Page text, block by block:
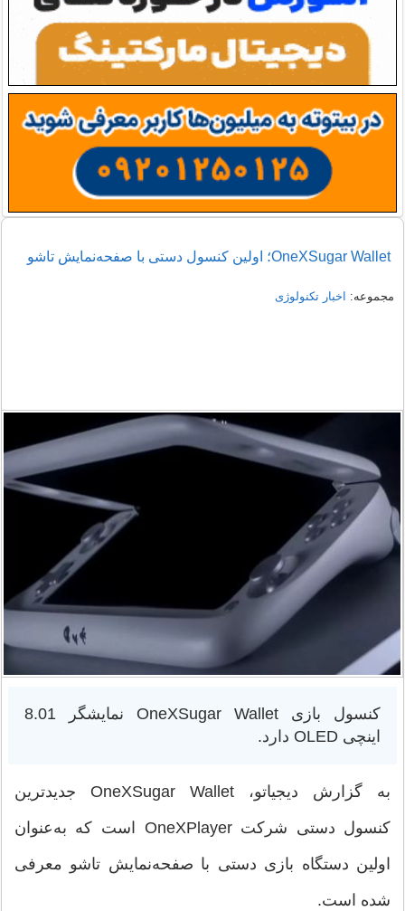
OneXSugar Wallet؛ اولین کنسول دستی با صفحه‌نمایش تاشو
مجموعه: اخبار تکنولوژی
کنسول بازی OneXSugar Wallet نمایشگر 8.01
اینچی OLED دارد.
به گزارش دیجیاتو، OneXSugar Wallet جدیدترین
کنسول دستی شرکت OneXPlayer است که به‌عنوان
اولین دستگاه بازی دستی با صفحه‌نمایش تاشو معرفی
شده است.